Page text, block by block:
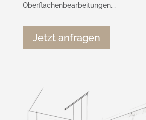
Oberflächenbearbeitungen,…
Jetzt anfragen